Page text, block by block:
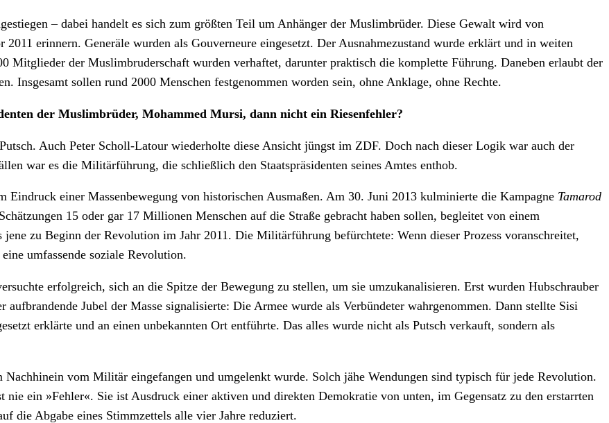
– dabei handelt es sich zum größten Teil um Anhänger der Muslimbrüder. Diese Gewalt wird von
erinnern. Generäle wurden als Gouverneure eingesetzt. Der Ausnahmezustand wurde erklärt und in weiten
Mitglieder der Muslimbruderschaft wurden verhaftet, darunter praktisch die komplette Führung. Daneben erlaubt der
Insgesamt sollen rund 2000 Menschen festgenommen worden sein, ohne Anklage, ohne Rechte.
der Muslimbrüder, Mohammed Mursi, dann nicht ein Riesenfehler?
Auch Peter Scholl-Latour wiederholte diese Ansicht jüngst im ZDF. Doch nach dieser Logik war auch der
war es die Militärführung, die schließlich den Staatspräsidenten seines Amtes enthob.
einer Massenbewegung von historischen Ausmaßen. Am 30. Juni 2013 kulminierte die Kampagne Tamarod
15 oder gar 17 Millionen Menschen auf die Straße gebracht haben sollen, begleitet von einem
zu Beginn der Revolution im Jahr 2011. Die Militärführung befürchtete: Wenn dieser Prozess voranschreitet,
umfassende soziale Revolution.
erfolgreich, sich an die Spitze der Bewegung zu stellen, um sie umzukanalisieren. Erst wurden Hubschrauber
Jubel der Masse signalisierte: Die Armee wurde als Verbündeter wahrgenommen. Dann stellte Sisi
erklärte und an einen unbekannten Ort entführte. Das alles wurde nicht als Putsch verkauft, sondern als
vom Militär eingefangen und umgelenkt wurde. Solch jähe Wendungen sind typisch für jede Revolution.
nie ein »Fehler«. Sie ist Ausdruck einer aktiven und direkten Demokratie von unten, im Gegensatz zu den erstarrten
die Abgabe eines Stimmzettels alle vier Jahre reduziert.